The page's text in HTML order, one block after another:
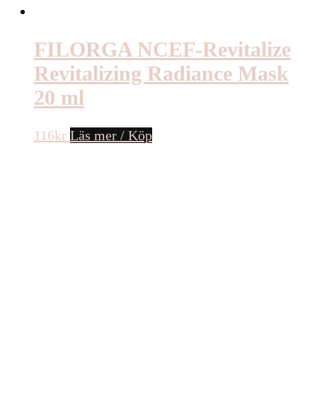
FILORGA NCEF-Revitalize
Revitalizing Radiance Mask
20 ml
116kr Läs mer / Köp